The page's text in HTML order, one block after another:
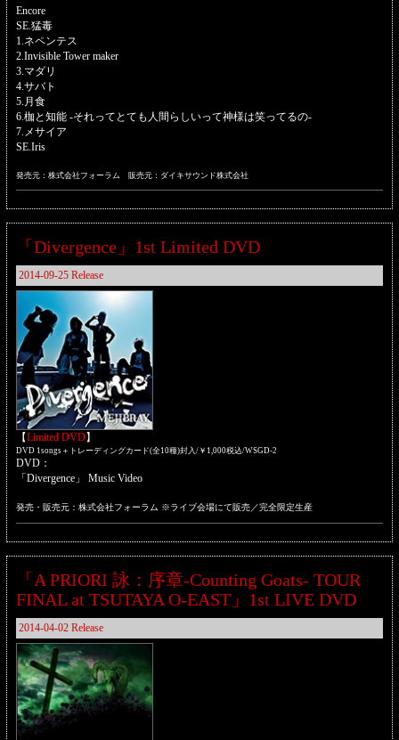
Encore
SE.猛毒
1.ネペンテス
2.Invisible Tower maker
3.マダリ
4.サバト
5.月食
6.枷と知能 -それってとても人間らしいって神様は笑ってるの-
7.メサイア
SE.Iris
発売元：株式会社フォーラム 販売元：ダイキサウンド株式会社
「Divergence」1st Limited DVD
2014-09-25 Release
【Limited DVD】
DVD 1songs＋トレーディングカード(全10種)封入/￥1,000税込/WSGD-2
DVD：
「Divergence」 Music Video
発売・販売元：株式会社フォーラム ※ライブ会場にて販売／完全限定生産
「A PRIORI 詠：序章-Counting Goats- TOUR
FINAL at TSUTAYA O-EAST」1st LIVE DVD
2014-04-02 Release